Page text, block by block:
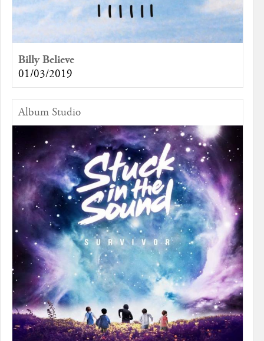
Billy Believe
01/03/2019
Album Studio